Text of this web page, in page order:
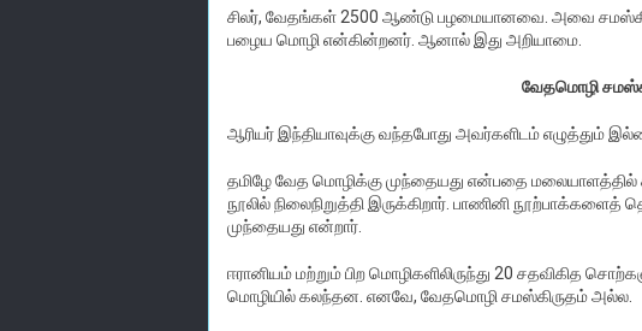
சிலர், வேதங்கள் 2500 ஆண்டு பழமையானவை. அவை
பழைய மொழி என்கின்றனர். ஆனால் இது அறியாமை.
வேதமொழி
ஆரியர் இந்தியாவுக்கு வந்தபோது அவர்களிடம் எழுத்தும்
தமிழே வேத மொழிக்கு முந்தையது என்பதை
நூலில் நிலைநிறுத்தி இருக்கிறார். பாணினி
முந்தையது என்றார்.
ஈரானியம் மற்றும் பிற மொழிகளிலிருந்து 20 சதவிகித
மொழியில் கலந்தன. எனவே, வேதமொழி சமஸ்கிருதம் அல்ல.